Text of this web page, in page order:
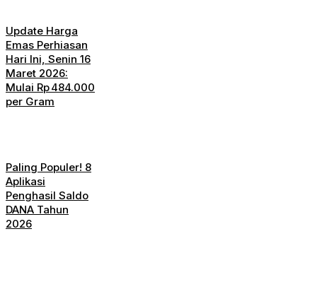
Update Harga
Emas Perhiasan
Hari Ini, Senin 16
Maret 2026:
Mulai Rp 484.000
per Gram
Paling Populer! 8
Aplikasi
Penghasil Saldo
DANA Tahun
2026